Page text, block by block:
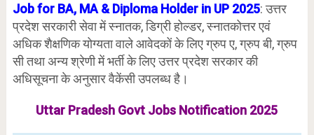
Job for BA, MA & Diploma Holder in UP 2025: उत्तर
प्रदेश सरकारी सेवा में स्नातक, डिग्री होल्डर, स्नातकोत्तर एवं
अधिक शैक्षणिक योग्यता वाले आवेदकों के लिए ग्रुप ए, ग्रुप बी, ग्रुप
सी तथा अन्य श्रेणी में भर्ती के लिए उत्तर प्रदेश सरकार की
अधिसूचना के अनुसार वैकेंसी उपलब्ध है।
Uttar Pradesh Govt Jobs Notification 2025